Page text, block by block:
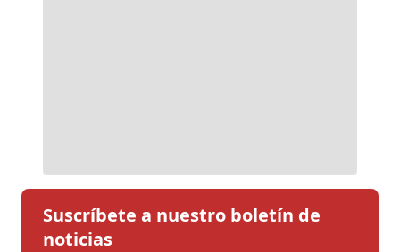
Suscríbete a nuestro boletín de
noticias